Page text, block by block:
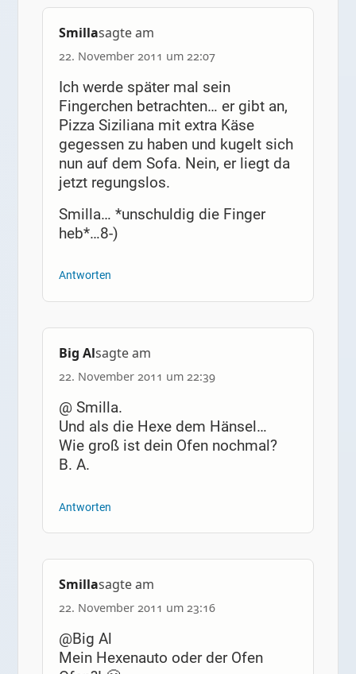
Smillasagte am
22. November 2011 um 22:07
Ich werde später mal sein
Fingerchen betrachten… er gibt an,
Pizza Siziliana mit extra Käse
gegessen zu haben und kugelt sich
nun auf dem Sofa. Nein, er liegt da
jetzt regungslos.
Smilla… *unschuldig die Finger
heb*…8-)
Antworten
Big Alsagte am
22. November 2011 um 22:39
@ Smilla.
Und als die Hexe dem Hänsel…
Wie groß ist dein Ofen nochmal?
B. A.
Antworten
Smillasagte am
22. November 2011 um 23:16
@Big Al
Mein Hexenauto oder der Ofen